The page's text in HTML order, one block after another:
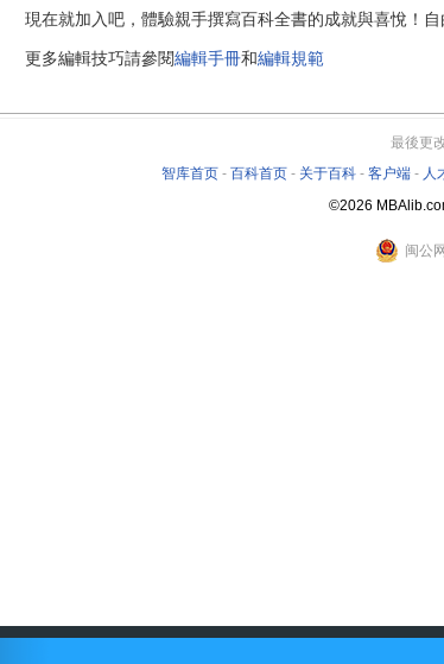
現在就加入吧，體驗親手撰寫百科全書的成就與喜悅！自
更多編輯技巧請參閱編輯手冊和編輯規範
最後更
智库首页 - 百科首页 - 关于百科 - 客户端 - 人
©2026
闽公